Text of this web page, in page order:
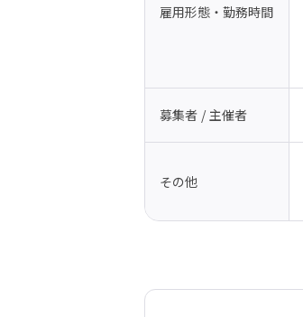
雇用形態・勤務時間
募集者 / 主催者
その他